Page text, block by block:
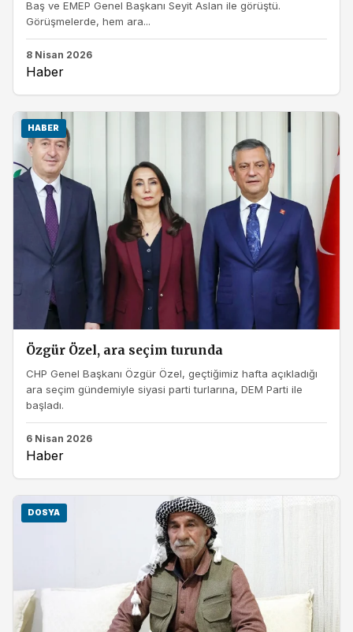
Baş ve EMEP Genel Başkanı Seyit Aslan ile görüştü.
Görüşmelerde, hem ara...
8 Nisan 2026
Haber
HABER
Özgür Özel, ara seçim turunda
CHP Genel Başkanı Özgür Özel, geçtiğimiz hafta açıkladığı
ara seçim gündemiyle siyasi parti turlarına, DEM Parti ile
başladı.
6 Nisan 2026
Haber
DOSYA